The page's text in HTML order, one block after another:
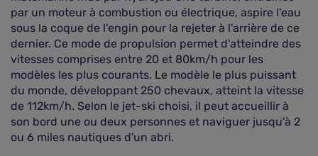
par un moteur à combustion ou électrique, aspire l'eau
sous la coque de l'engin pour la rejeter à l'arrière de ce
dernier. Ce mode de propulsion permet d'atteindre des
vitesses comprises entre 20 et 80km/h pour les
modèles les plus courants. Le modèle le plus puissant
du monde, développant 250 chevaux, atteint la vitesse
de 112km/h. Selon le jet-ski choisi, il peut accueillir à
son bord une ou deux personnes et naviguer jusqu'à 2
ou 6 miles nautiques d'un abri.